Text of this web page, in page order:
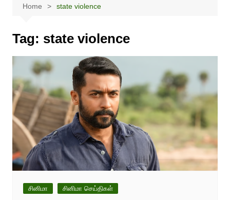
Home state violence
Tag: state violence
சினிமா சினிமா செய்திகள்